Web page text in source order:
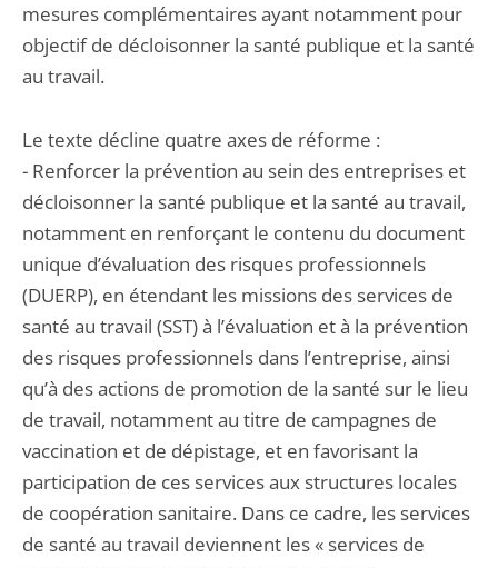
mesures complémentaires ayant notamment pour
objectif de décloisonner la santé publique et la santé
au travail.
Le texte décline quatre axes de réforme :
- Renforcer la prévention au sein des entreprises et
décloisonner la santé publique et la santé au travail,
notamment en renforçant le contenu du document
unique d’évaluation des risques professionnels
(DUERP), en étendant les missions des services de
santé au travail (SST) à l’évaluation et à la prévention
des risques professionnels dans l’entreprise, ainsi
qu’à des actions de promotion de la santé sur le lieu
de travail, notamment au titre de campagnes de
vaccination et de dépistage, et en favorisant la
participation de ces services aux structures locales
de coopération sanitaire. Dans ce cadre, les services
de santé au travail deviennent les « services de